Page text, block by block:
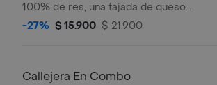
100% de res, una tajada de queso
tipo mozzarella, papas callejera, salsa
-27% $ 15.900 $ 21.900
Callejera En Combo